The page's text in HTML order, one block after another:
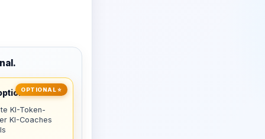
OPTIONAL ⭐
KI-Token-
KI-Coaches